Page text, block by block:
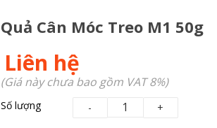
Quả Cân Móc Treo M1 50g
Liên hệ
(Giá này chưa bao gồm VAT 8%)
Số lượng - +